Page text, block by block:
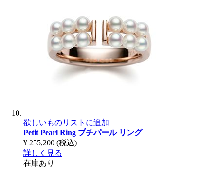
欲しいものリストに追加
Petit Pearl Ring プチパール リング
¥ 255,200 (税込)
詳しく見る
在庫あり